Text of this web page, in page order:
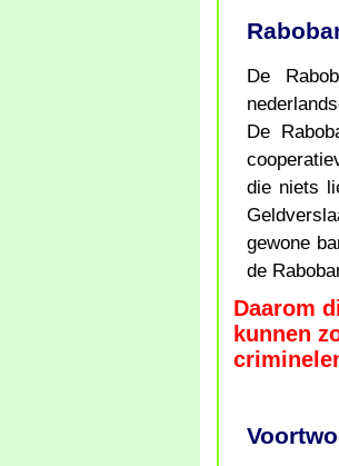
De
De
die niets
gewone
de
Daarom
kunnen